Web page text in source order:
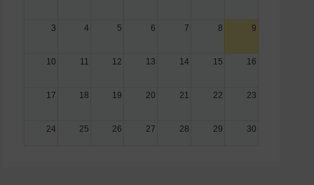
3 4 5 6 7 8 9
10 11 12 13 14 15 16
17 18 19 20 21 22 23
24 25 26 27 28 29 30